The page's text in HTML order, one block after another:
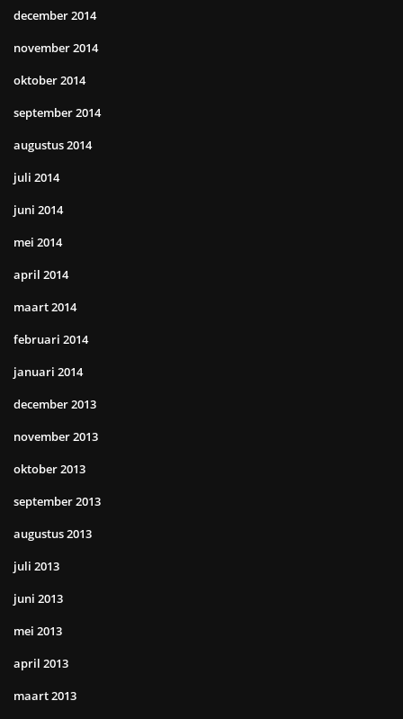
december 2014
november 2014
oktober 2014
september 2014
augustus 2014
juli 2014
juni 2014
mei 2014
april 2014
maart 2014
februari 2014
januari 2014
december 2013
november 2013
oktober 2013
september 2013
augustus 2013
juli 2013
juni 2013
mei 2013
april 2013
maart 2013